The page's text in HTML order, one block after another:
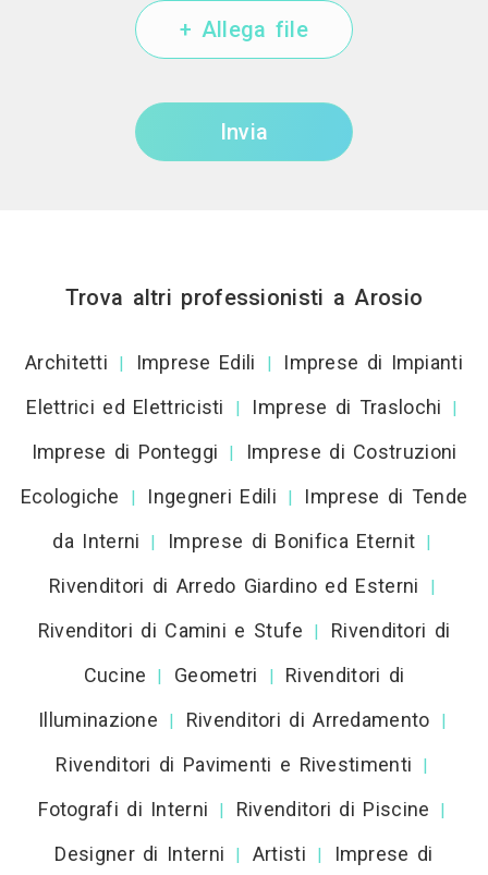
+ Allega file
Invia
Trova altri professionisti a Arosio
Architetti | Imprese Edili |
Imprese di Impianti
Elettrici ed Elettricisti
| Imprese di Traslochi |
Imprese di Ponteggi |
Imprese di Costruzioni
Ecologiche
| Ingegneri Edili |
Imprese di Tende
da Interni
| Imprese di Bonifica Eternit |
Rivenditori di Arredo Giardino ed Esterni |
Rivenditori di Camini e Stufe |
Rivenditori di
Cucine
| Geometri |
Rivenditori di
Illuminazione
| Rivenditori di Arredamento |
Rivenditori di Pavimenti e Rivestimenti |
Fotografi di Interni | Rivenditori di Piscine |
Designer di Interni | Artisti |
Imprese di